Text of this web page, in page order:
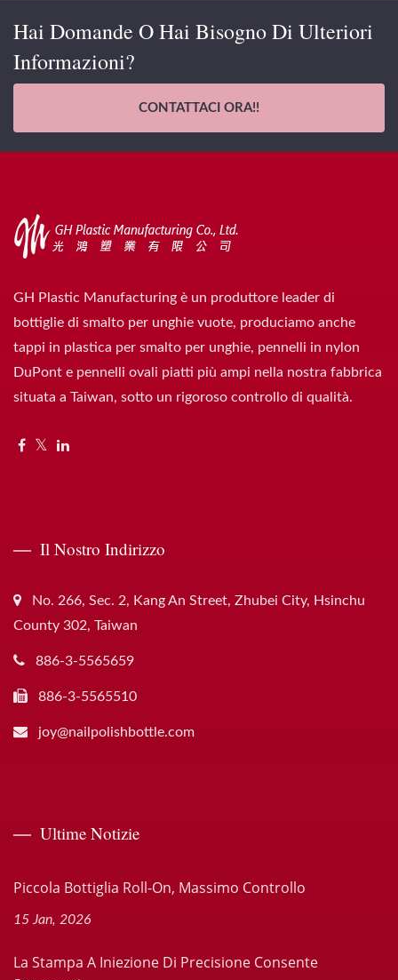
Hai Domande O Hai Bisogno Di Ulteriori
Informazioni?
CONTATTACI ORA!!
GH Plastic Manufacturing è un produttore leader di
bottiglie di smalto per unghie vuote, produciamo anche
tappi in plastica per smalto per unghie, pennelli in nylon
DuPont e pennelli ovali piatti più ampi nella nostra fabbrica
situata a Taiwan, sotto un rigoroso controllo di qualità.
Il Nostro Indirizzo
No. 266, Sec. 2, Kang An Street, Zhubei City, Hsinchu
County 302, Taiwan
886-3-5565659
886-3-5565510
joy@nailpolishbottle.com
Ultime Notizie
Piccola Bottiglia Roll-On, Massimo Controllo
15 Jan, 2026
La Stampa A Iniezione Di Precisione Consente